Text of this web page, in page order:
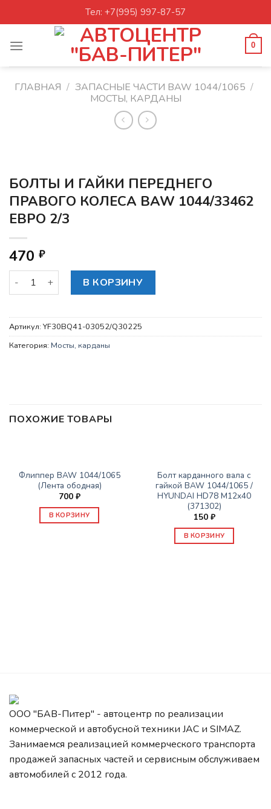
to
Тел: +7(995) 997-87-57
0
ГЛАВНАЯ / ЗАПАСНЫЕ ЧАСТИ BAW 1044/1065 /
МОСТЫ, КАРДАНЫ
БОЛТЫ И ГАЙКИ ПЕРЕДНЕГО
ПРАВОГО КОЛЕСА BAW 1044/33462
ЕВРО 2/3
470 ₽
Количество товара БОЛТЫ И ГАЙКИ ПЕРЕДНЕГО
В КОРЗИНУ
Артикул: YF30BQ41-03052/Q30225
Категория: Мосты, карданы
ПОХОЖИЕ ТОВАРЫ
Флиппер BAW 1044/1065
(Лента ободная)
700 ₽
В КОРЗИНУ
Болт карданного вала c
гайкой BAW 1044/1065 /
HYUNDAI HD78 M12x40
(371302)
150 ₽
В КОРЗИНУ
ООО "БАВ-Питер" - автоцентр по реализации
коммерческой и автобусной техники JAC и SIMAZ.
Занимаемся реализацией коммерческого транспорта
продажей запасных частей и сервисным обслуживаем
автомобилей c 2012 года.